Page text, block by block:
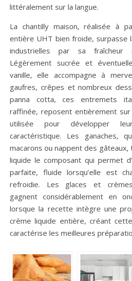
littéralement sur la langue.
La chantilly maison, réalisée à
entière UHT bien froide, surpasse
industrielles par sa fraîcheur
Légèrement sucrée et
vanille, elle accompagne à
gaufres, crêpes et nombreux
panna cotta, ces entremets
raffinée, reposent entièrement
utilisée pour développer
caractéristique. Les ganaches,
macarons ou nappent des
liquide le composant qui permet
parfaite, fluide lorsqu’elle est
refroidie. Les glaces et
gagnent considérablement en
lorsque la recette intègre une
crème liquide entière, créant
caractérise les meilleures